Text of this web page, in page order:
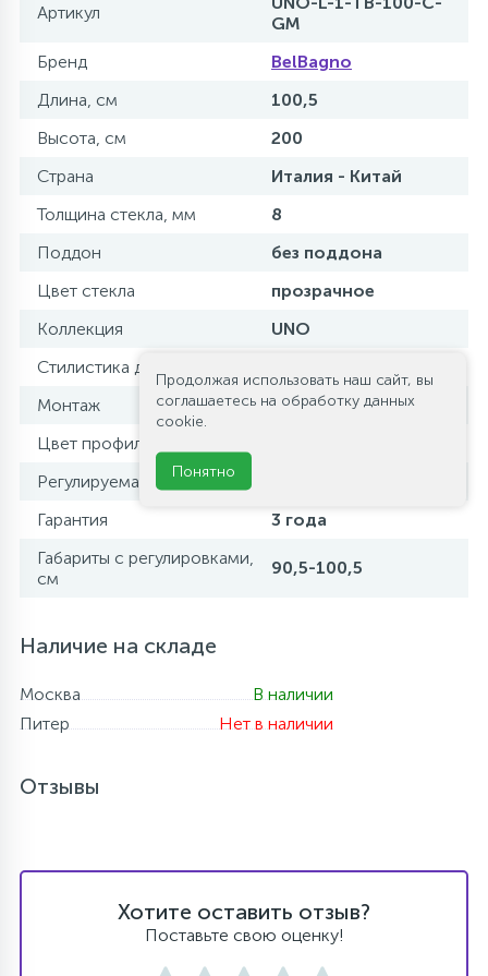
Артикул
GM
Бренд
BelBagno
Длина, см
100,5
Высота, см
200
Страна
Италия - Китай
Толщина стекла, мм
8
Поддон
без поддона
Цвет стекла
прозрачное
Коллекция
UNO
Стилистика дизайна
Монтаж
пристенный
Цвет профиля
Регулируемая ширина
Гарантия
3 года
Габариты с регулировками,
см
90,5-100,5
Наличие на складе
Москва
В наличии
Питер
Нет в наличии
Отзывы
Хотите оставить отзыв?
Поставьте свою оценку!
Продолжая использовать наш сайт, вы
соглашаетесь на обработку данных
cookie.
Понятно